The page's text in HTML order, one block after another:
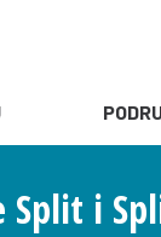
Split i